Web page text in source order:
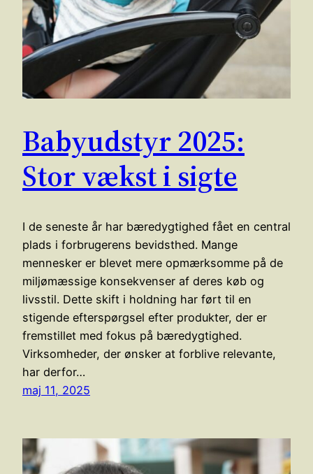
Babyudstyr 2025:
Stor vækst i sigte
I de seneste år har bæredygtighed fået en central
plads i forbrugerens bevidsthed. Mange
mennesker er blevet mere opmærksomme på de
miljømæssige konsekvenser af deres køb og
livsstil. Dette skift i holdning har ført til en
stigende efterspørgsel efter produkter, der er
fremstillet med fokus på bæredygtighed.
Virksomheder, der ønsker at forblive relevante,
har derfor…
maj 11, 2025